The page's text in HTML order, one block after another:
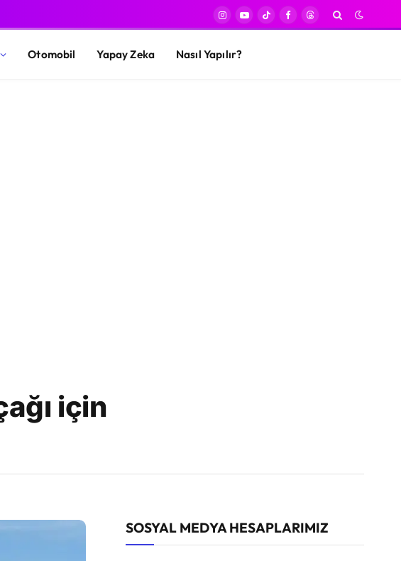
Instagram
YouTube
TikTokFacebook
Threads
Otomobil Yapay Zeka Nasıl Yapılır?
için
SOSYAL MEDYA HESAPLARIMIZ